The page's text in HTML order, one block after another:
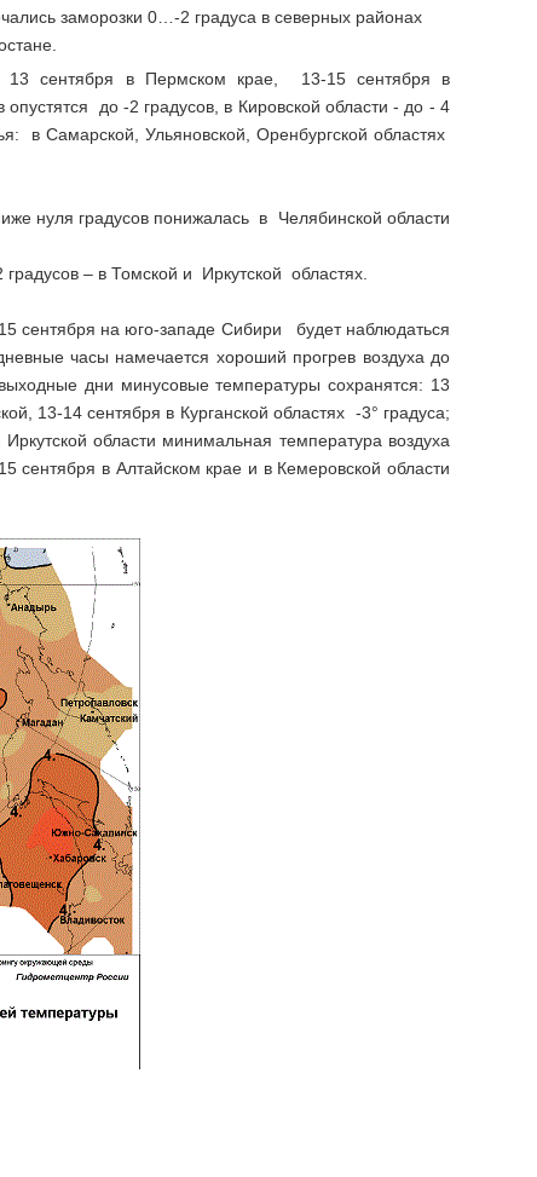
заморозки 0…-2 градуса в северных районах
13 сентября в Пермском крае, 13-15 сентября в
до -2 градусов, в Кировской области - до - 4
в Самарской, Ульяновской, Оренбургской областях
нуля градусов понижалась в Челябинской области
– в Томской и Иркутской областях.
сентября на юго-западе Сибири будет наблюдаться
часы намечается хороший прогрев воздуха до
дни минусовые температуры сохранятся: 13
13-14 сентября в Курганской областях -3° градуса;
области минимальная температура воздуха
сентября в Алтайском крае и в Кемеровской области